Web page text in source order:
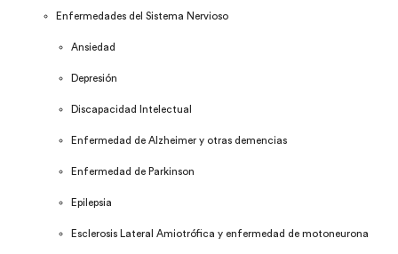
Enfermedades del Sistema Nervioso
Ansiedad
Depresión
Discapacidad Intelectual
Enfermedad de Alzheimer y otras demencias
Enfermedad de Parkinson
Epilepsia
Esclerosis Lateral Amiotrófica y enfermedad de motoneurona